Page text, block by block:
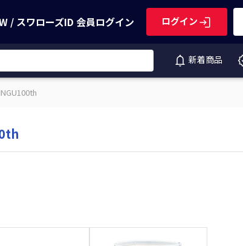
/ スワローズID 会員ログイン ログイン
新着商品